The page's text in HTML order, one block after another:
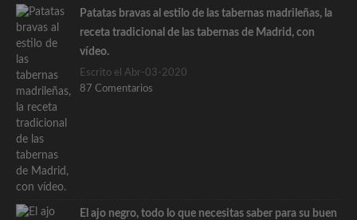
Patatas bravas al estilo de las tabernas madrileñas, la
receta tradicional de las tabernas de Madrid, con
vídeo.
Escrito el Abr-03-2020
87 Comentarios
El ajo negro, todo lo que necesitas saber para su buen